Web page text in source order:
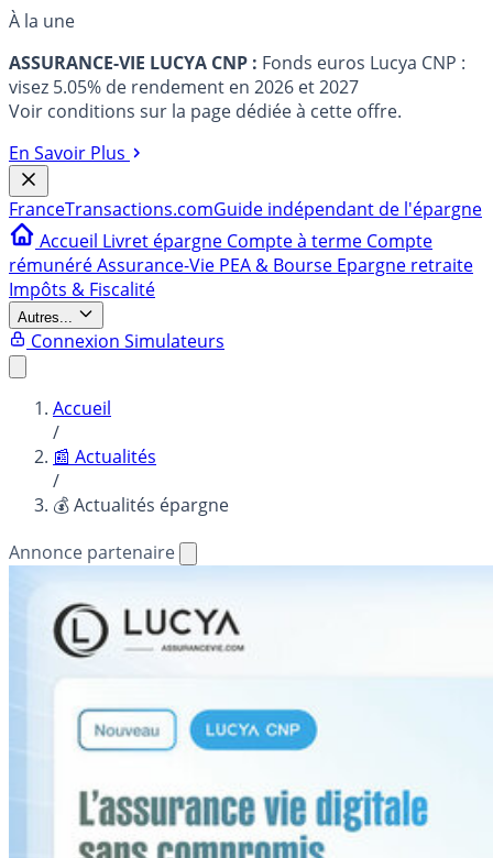
À la une
ASSURANCE-VIE LUCYA CNP : Fonds euros Lucya CNP :
visez 5.05% de rendement en 2026 et 2027
Voir conditions sur la page dédiée à cette offre.
En Savoir Plus
FranceTransactions.comGuide indépendant de l'épargne
Accueil Livret épargne Compte à terme Compte
rémunéréAssurance-Vie PEA & Bourse Epargne retraite
Impôts & Fiscalité
Autres...
Connexion Simulateurs
Accueil
/
📰 Actualités
/
💰 Actualités épargne
Annonce partenaire